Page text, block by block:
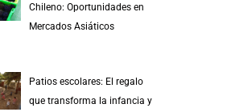
Chileno: Oportunidades en
Mercados Asiáticos
Patios escolares: El regalo
que transforma la infancia y